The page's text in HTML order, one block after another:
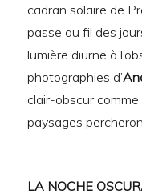
cadran solaire de
passe au fil des
lumière diurne à
photographies d’
clair-obscur
paysages
LA NOCHE